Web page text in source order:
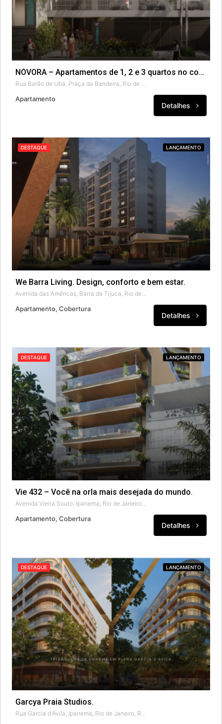
NÓVORA – Apartamentos de 1, 2 e 3 quartos no coração do Rio.
Rua Barão de Ubá, Praça da Bandeira, Rio de Janeiro, Região Sudeste, 20260-050, Brasil
Apartamento
Detalhes
DESTAQUE LANÇAMENTO
We Barra Living. Design, conforto e bem estar.
Avenida das Américas, Barra da Tijuca, Rio de Janeiro, Região Sudeste, 22790-790, Brasil
Apartamento, Cobertura
Detalhes
DESTAQUE LANÇAMENTO
Vie 432 – Você na orla mais desejada do mundo.
Avenida Vieira Souto, Ipanema, Rio de Janeiro, Região Sudeste, 22420-004, Brasil
Apartamento, Cobertura
Detalhes
DESTAQUE LANÇAMENTO
Garcya Praia Studios.
Rua Garcia d'Ávila, Ipanema, Rio de Janeiro, Região Sudeste, 22421-010, Brasil